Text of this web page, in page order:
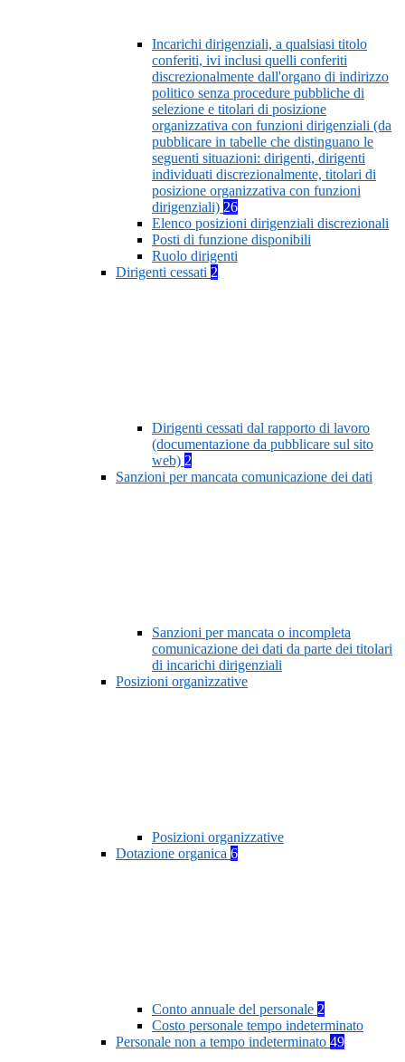
Incarichi dirigenziali, a qualsiasi titolo
conferiti, ivi inclusi quelli conferiti
discrezionalmente dall'organo di indirizzo
politico senza procedure pubbliche di
selezione e titolari di posizione
organizzativa con funzioni dirigenziali (da
pubblicare in tabelle che distinguano le
seguenti situazioni: dirigenti, dirigenti
individuati discrezionalmente, titolari di
posizione organizzativa con funzioni
dirigenziali) 26
Elenco posizioni dirigenziali discrezionali
Posti di funzione disponibili
Ruolo dirigenti
Dirigenti cessati 2
Dirigenti cessati dal rapporto di lavoro
(documentazione da pubblicare sul sito
web) 2
Sanzioni per mancata comunicazione dei dati
Sanzioni per mancata o incompleta
comunicazione dei dati da parte dei titolari
di incarichi dirigenziali
Posizioni organizzative
Posizioni organizzative
Dotazione organica 6
Conto annuale del personale 2
Costo personale tempo indeterminato
Personale non a tempo indeterminato 49